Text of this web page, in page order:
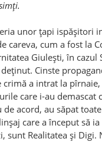
unor țapi ispășitori
careva, cum a fost la
Giulești, în
Cinste
a intrat la
care i-au
de acord, au săpat
care a început să
sunt Realitatea și